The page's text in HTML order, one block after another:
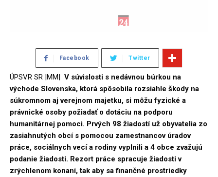
Facebook Twitter
ÚPSVR SR |MM| V súvislosti s nedávnou búrkou na
východe Slovenska, ktorá spôsobila rozsiahle škody na
súkromnom aj verejnom majetku, si môžu fyzické a
právnické osoby požiadať o dotáciu na podporu
humanitárnej pomoci. Prvých 98 žiadostí už obyvatelia zo
zasiahnutých obcí s pomocou zamestnancov úradov
práce, sociálnych vecí a rodiny vyplnili a 4 obce zvažujú
podanie žiadosti. Rezort práce spracuje žiadosti v
zrýchlenom konaní, tak aby sa finančné prostriedky